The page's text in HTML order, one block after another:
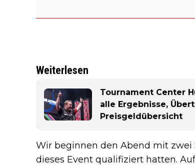
Weiterlesen
Tournament Center
alle Ergebnisse,
Preisgeldübersicht
Wir beginnen den Abend mit
dieses Event qualifiziert hatten.